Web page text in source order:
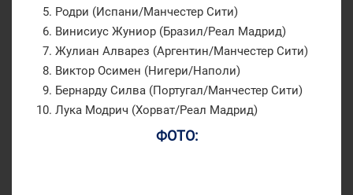
Родри (Испани/Манчестер Сити)
Винисиус Жуниор (Бразил/Реал Мадрид)
Жулиан Алварез (Аргентин/Манчестер Сити)
Виктор Осимен (Нигери/Наполи)
Бернарду Силва (Португал/Манчестер Сити)
Лука Модрич (Хорват/Реал Мадрид)
ФОТО: